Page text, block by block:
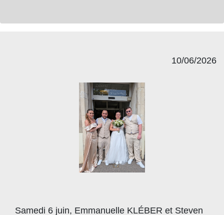
10/06/2026
Samedi 6 juin, Emmanuelle KLÉBER et Steven